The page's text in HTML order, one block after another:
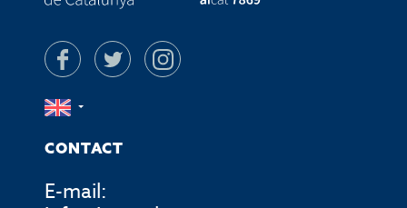
CONTACT
E-mail: